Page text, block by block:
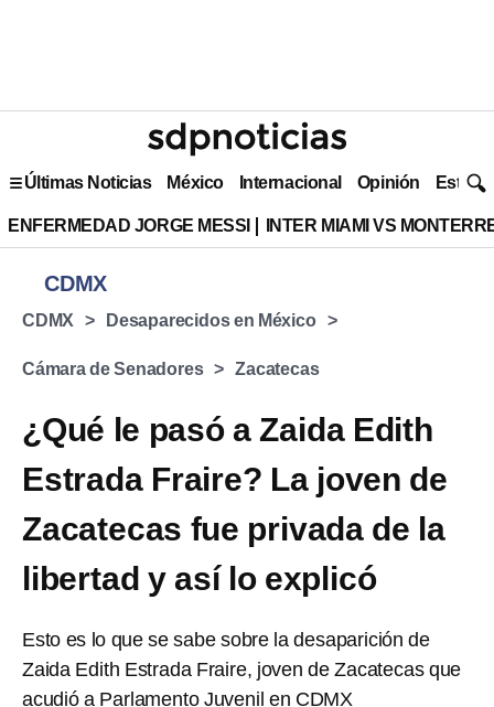
Últimas Noticias México Internacional Opinión Estilo
ENFERMEDAD JORGE MESSI INTER MIAMI VS
CDMX
CDMX Desaparecidos en México
Cámara de Senadores Zacatecas
¿Qué le pasó a Zaida Edith
Estrada Fraire? La joven de
Zacatecas fue privada de la
libertad y así lo explicó
Esto es lo que se sabe sobre la desaparición de
Zaida Edith Estrada Fraire, joven de Zacatecas que
acudió a Parlamento Juvenil en CDMX